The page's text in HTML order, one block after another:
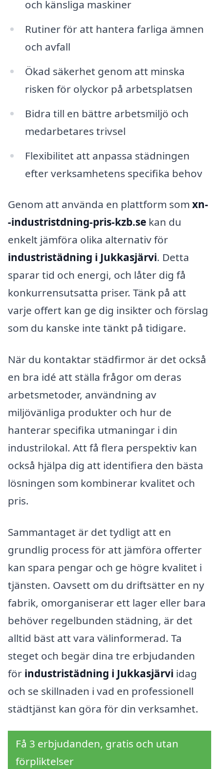
och känsliga maskiner
Rutiner för att hantera farliga ämnen
och avfall
Ökad säkerhet genom att minska
risken för olyckor på arbetsplatsen
Bidra till en bättre arbetsmiljö och
medarbetares trivsel
Flexibilitet att anpassa städningen
efter verksamhetens specifika behov
Genom att använda en plattform som xn-
-industristdning-pris-kzb.se kan du
enkelt jämföra olika alternativ för
industristädning i Jukkasjärvi. Detta
sparar tid och energi, och låter dig få
konkurrensutsatta priser. Tänk på att
varje offert kan ge dig insikter och förslag
som du kanske inte tänkt på tidigare.
När du kontaktar städfirmor är det också
en bra idé att ställa frågor om deras
arbetsmetoder, användning av
miljövänliga produkter och hur de
hanterar specifika utmaningar i din
industrilokal. Att få flera perspektiv kan
också hjälpa dig att identifiera den bästa
lösningen som kombinerar kvalitet och
pris.
Sammantaget är det tydligt att en
grundlig process för att jämföra offerter
kan spara pengar och ge högre kvalitet i
tjänsten. Oavsett om du driftsätter en ny
fabrik, omorganiserar ett lager eller bara
behöver regelbunden städning, är det
alltid bäst att vara välinformerad. Ta
steget och begär dina tre erbjudanden
för industristädning i Jukkasjärvi idag
och se skillnaden i vad en professionell
städtjänst kan göra för din verksamhet.
Få 3 erbjudanden, gratis och utan
förpliktelser